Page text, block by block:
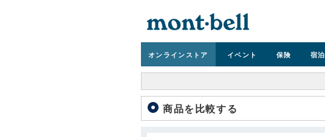
オンラインストア イベント 保険 宿泊
商品を比較する